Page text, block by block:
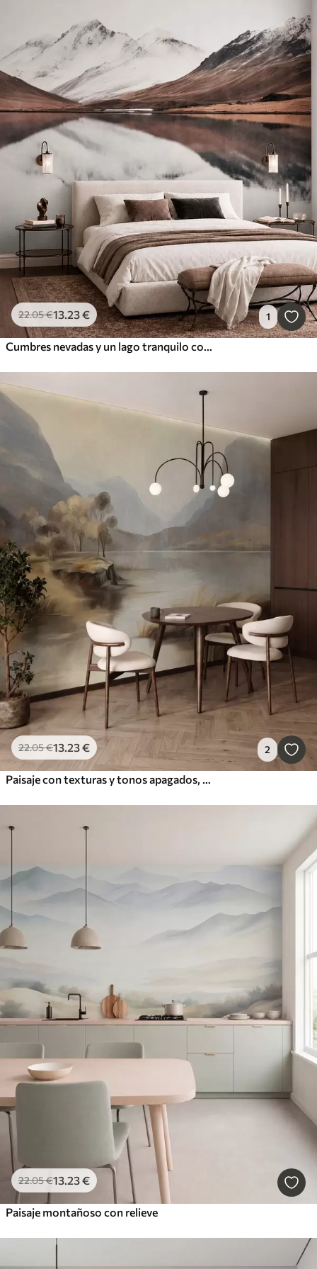
22.05€13.23€ 1
Cumbres nevadas y un lago tranquilo con un reflejo como un espejo
22.05€13.23€ 2
Paisaje con texturas y tonos apagados, lago con montañas, hierba alta
22.05€13.23€
Paisaje montañoso con relieve